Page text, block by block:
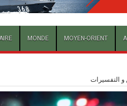
MOYEN-ORIENT
MONDE
و التفسيرات